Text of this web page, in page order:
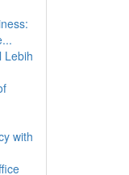
Lebih
with